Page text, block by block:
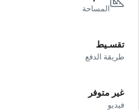
المساحة
تقسـيط
طريقة الدفع
غير متوفر
فيديو